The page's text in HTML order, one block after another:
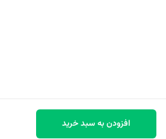
افزودن به سبد خرید